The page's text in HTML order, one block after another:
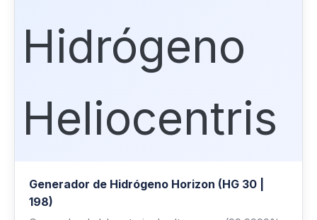
Generador de Hidrógeno Horizon (HG 30 |
198)